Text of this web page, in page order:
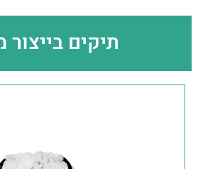
תיקים בייצור